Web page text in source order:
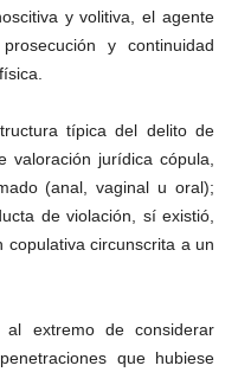
y volitiva, el agente
y continuidad
típica del delito de
valoración jurídica cópula,
(anal, vaginal u oral);
de violación, sí existió,
circunscrita a un
extremo de considerar
que hubiese